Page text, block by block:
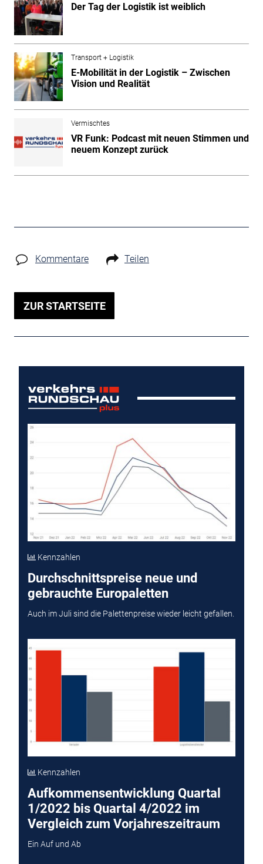
Der Tag der Logistik ist weiblich
Transport + Logistik
E-Mobilität in der Logistik – Zwischen
Vision und Realität
Vermischtes
VR Funk: Podcast mit neuen Stimmen und
neuem Konzept zurück
Kommentare Teilen
ZUR STARTSEITE
Kennzahlen
Durchschnittspreise neue und
gebrauchte Europaletten
Auch im Juli sind die Palettenpreise wieder leicht gefallen.
Kennzahlen
Aufkommensentwicklung Quartal
1/2022 bis Quartal 4/2022 im
Vergleich zum Vorjahreszeitraum
Ein Auf und Ab